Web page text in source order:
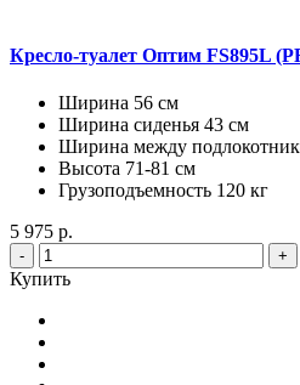
Кресло-туалет Оптим FS895L
Ширина 56 см
Ширина сиденья 43 см
Ширина между
Высота 71-81 см
Грузоподъемность 120 кг
5 975 р.
- +
Купить